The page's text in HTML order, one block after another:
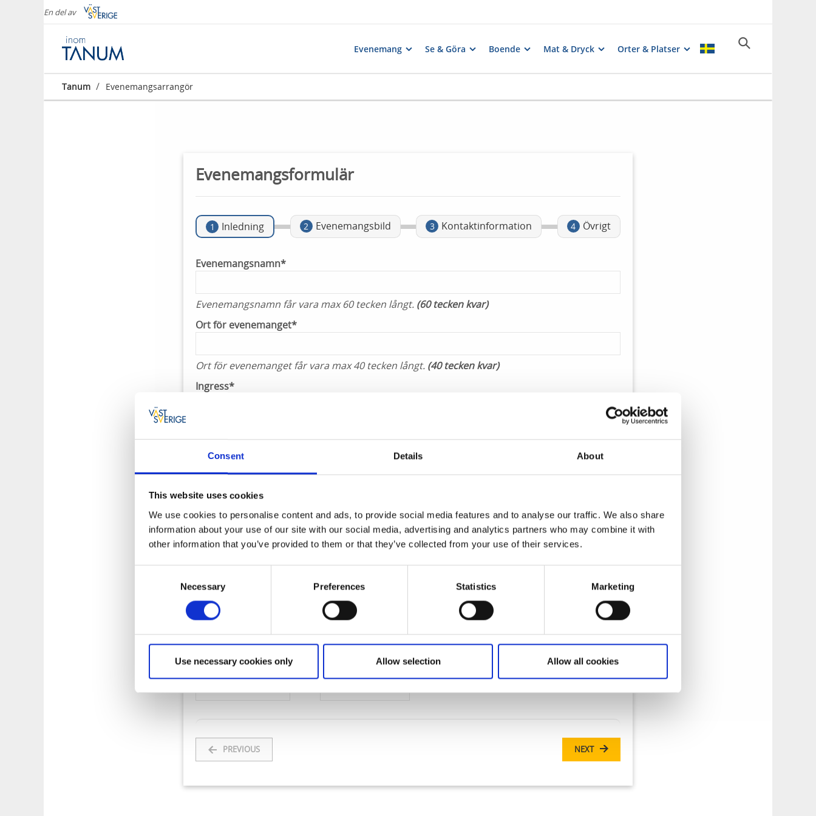
Consent Details About
This website uses cookies
We use cookies to personalise content and ads, to provide social media features and to analyse our traffic. We also share
information about your use of our site with our social media, advertising and analytics partners who may combine it with
other information that you’ve provided to them or that they’ve collected from your use of their services.
Necessary Preferences Statistics Marketing
Use necessary cookies only Allow selection Allow all cookies
En del av
Evenemang Se & Göra Boende Mat & Dryck Orter & Platser
Tanum / Evenemangsarrangör
Evenemangsformulär
1 Inledning 2 Evenemangsbild 3 Kontaktinformation 4 Övrigt
Evenemangsnamn*
Evenemangsnamn får vara max 60 tecken långt. (60 tecken kvar)
Ort för evenemanget*
Ort för evenemanget får vara max 40 tecken långt. (40 tecken kvar)
Ingress*
p
Typ av evenemang*
--Välj bland ytterligare kategorier--
Startdatum *
-
PREVIOUS NEXT